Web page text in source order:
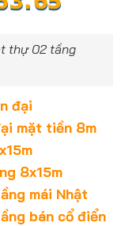
thự 02 tầng
đại
mặt tiền 8m
8x15m
mái Nhật
bán cổ điển